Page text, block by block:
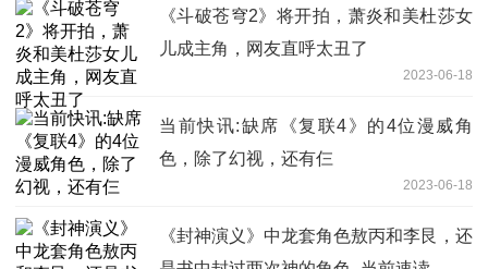
《斗破苍穹2》将开拍，萧炎和美杜莎女
儿成主角，网友直呼太丑了
2023-06-18
当前快讯:缺席《复联4》的4位漫威角
色，除了幻视，还有仨
2023-06-18
《封神演义》中龙套角色敖丙和李艮，还